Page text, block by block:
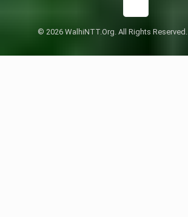
© 2026 WalhiNTT.Org. All Rights Reserved.